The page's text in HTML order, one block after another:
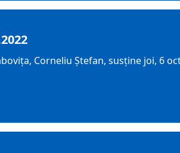
Corneliu Ștefan, susține joi, 6